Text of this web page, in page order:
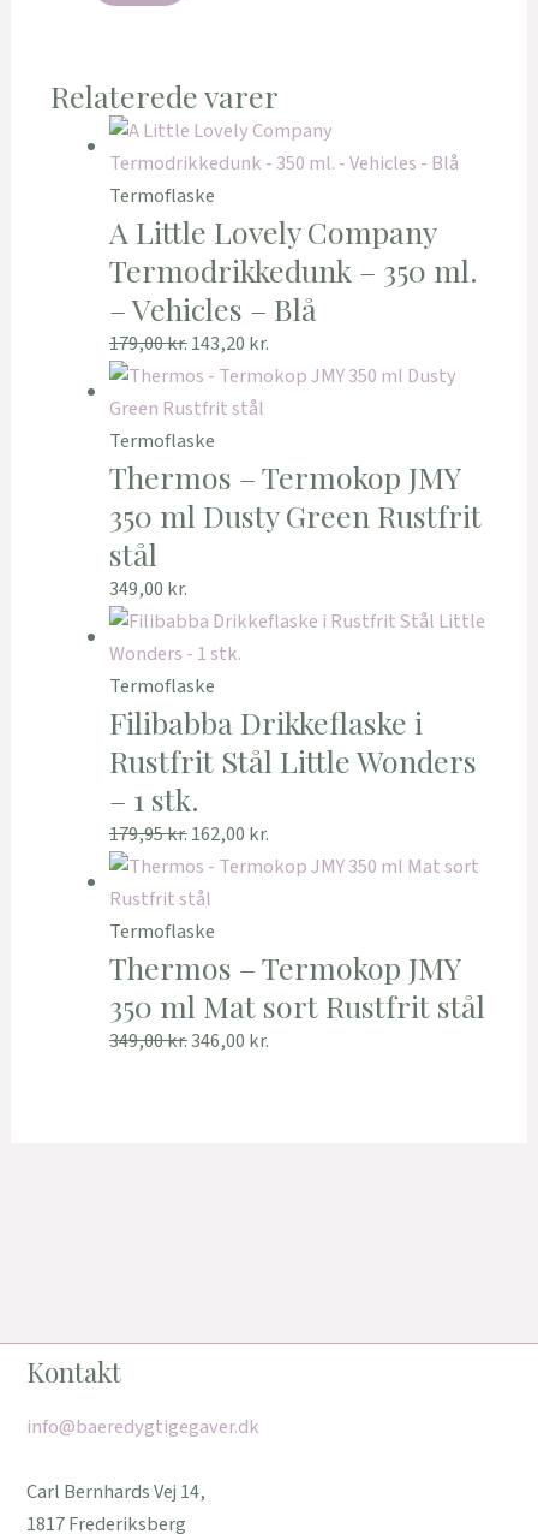
Relaterede varer
Termoflaske
A Little Lovely Company
Termodrikkedunk – 350 ml.
– Vehicles – Blå
179,00kr.143,20 kr.
Termoflaske
Thermos – Termokop JMY
350 ml Dusty Green Rustfrit
stål
349,00 kr.
Termoflaske
Filibabba Drikkeflaske i
Rustfrit Stål Little Wonders
– 1 stk.
179,95kr.162,00 kr.
Termoflaske
Thermos – Termokop JMY
350 ml Mat sort Rustfrit stål
349,00kr.346,00 kr.
Kontakt
info@baeredygtigegaver.dk
Carl Bernhards Vej 14,
1817 Frederiksberg